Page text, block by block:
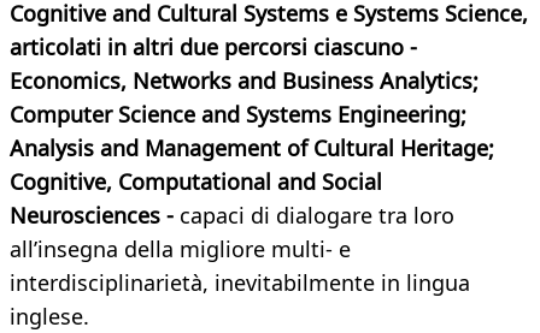
Cognitive and Cultural Systems e Systems Science,
articolati in altri due percorsi ciascuno -
Economics, Networks and Business Analytics;
Computer Science and Systems Engineering;
Analysis and Management of Cultural Heritage;
Cognitive, Computational and Social
Neurosciences - capaci di dialogare tra loro
all’insegna della migliore multi- e
interdisciplinarietà, inevitabilmente in lingua
inglese.